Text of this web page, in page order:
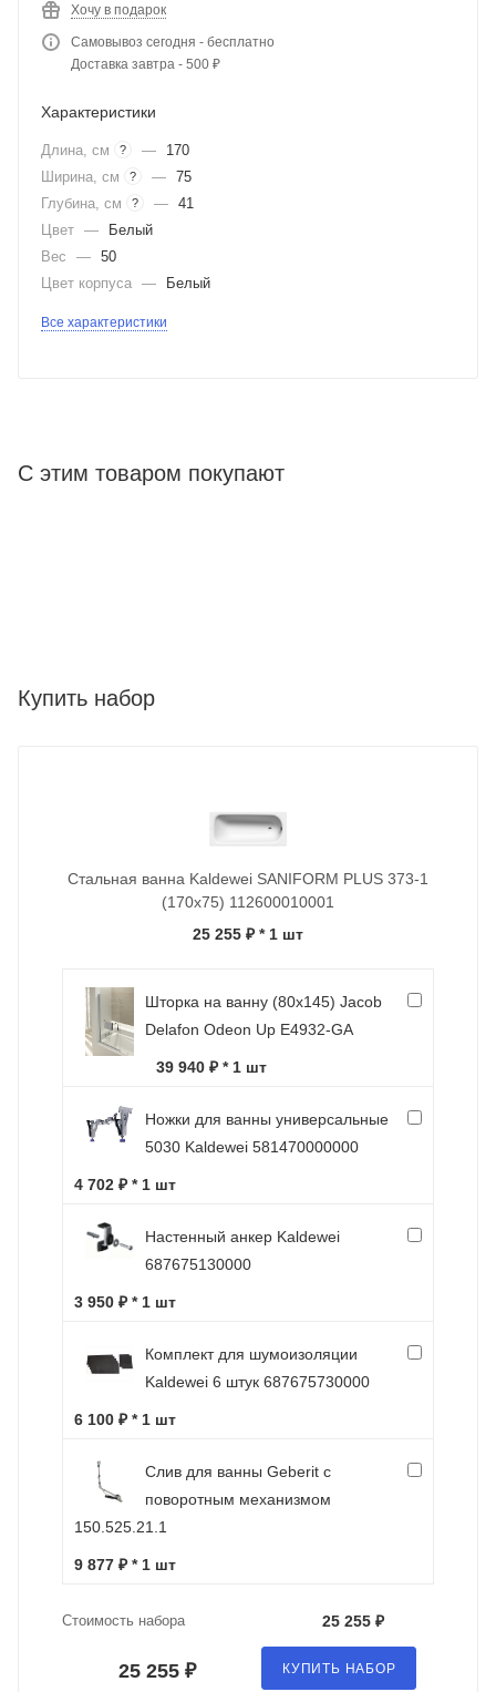
Хочу в подарок
Самовывоз сегодня - бесплатно
Доставка завтра - 500 ₽
Характеристики
Длина, см ? —
170
Ширина, см
? — 75
Глубина, см
? — 41
Цвет —
Белый
Вес
— 50
Цвет корпуса — Белый
Все характеристики
С этим товаром покупают
Купить набор
Стальная ванна Kaldewei SANIFORM PLUS 373-1
(170x75) 112600010001
25 255 ₽ * 1 шт
Шторка на ванну (80х145) Jacob
Delafon Odeon Up E4932-GA
39 940 ₽ * 1 шт
Ножки для ванны универсальные
5030 Kaldewei 581470000000
4 702 ₽ * 1 шт
Настенный анкер Kaldewei
687675130000
3 950 ₽ * 1 шт
Комплект для шумоизоляции
Kaldewei 6 штук 687675730000
6 100 ₽ * 1 шт
Слив для ванны Geberit с
поворотным механизмом
150.525.21.1
9 877 ₽ * 1 шт
Стоимость набора 25 255 ₽
25 255 ₽ КУПИТЬ НАБОР